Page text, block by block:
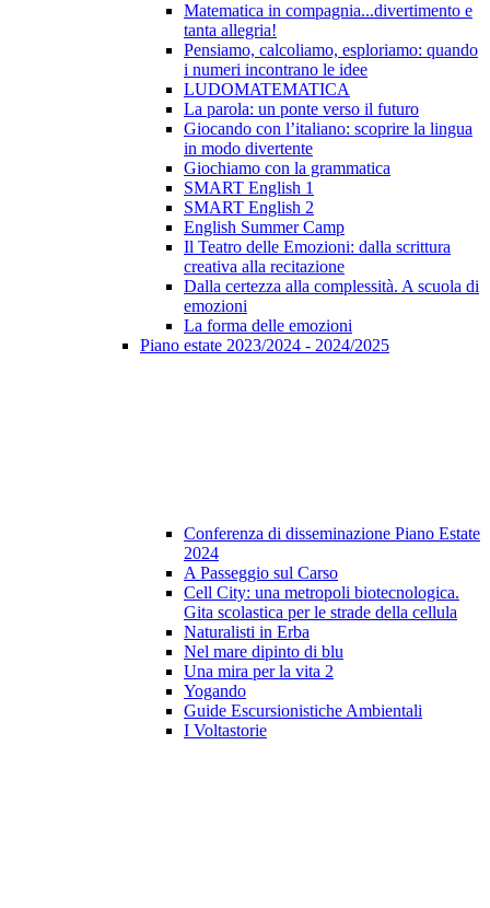
Matematica in compagnia...divertimento e
tanta allegria!
Pensiamo, calcoliamo, esploriamo: quando
i numeri incontrano le idee
LUDOMATEMATICA
La parola: un ponte verso il futuro
Giocando con l’italiano: scoprire la lingua
in modo divertente
Giochiamo con la grammatica
SMART English 1
SMART English 2
English Summer Camp
Il Teatro delle Emozioni: dalla scrittura
creativa alla recitazione
Dalla certezza alla complessità. A scuola di
emozioni
La forma delle emozioni
Piano estate 2023/2024 - 2024/2025
Conferenza di disseminazione Piano Estate
2024
A Passeggio sul Carso
Cell City: una metropoli biotecnologica.
Gita scolastica per le strade della cellula
Naturalisti in Erba
Nel mare dipinto di blu
Una mira per la vita 2
Yogando
Guide Escursionistiche Ambientali
I Voltastorie